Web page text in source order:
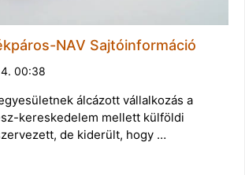
NAV Sajtóinformáció
00:38
álcázott vállalkozás a
kereskedelem mellett külföldi
de kiderült, hogy …